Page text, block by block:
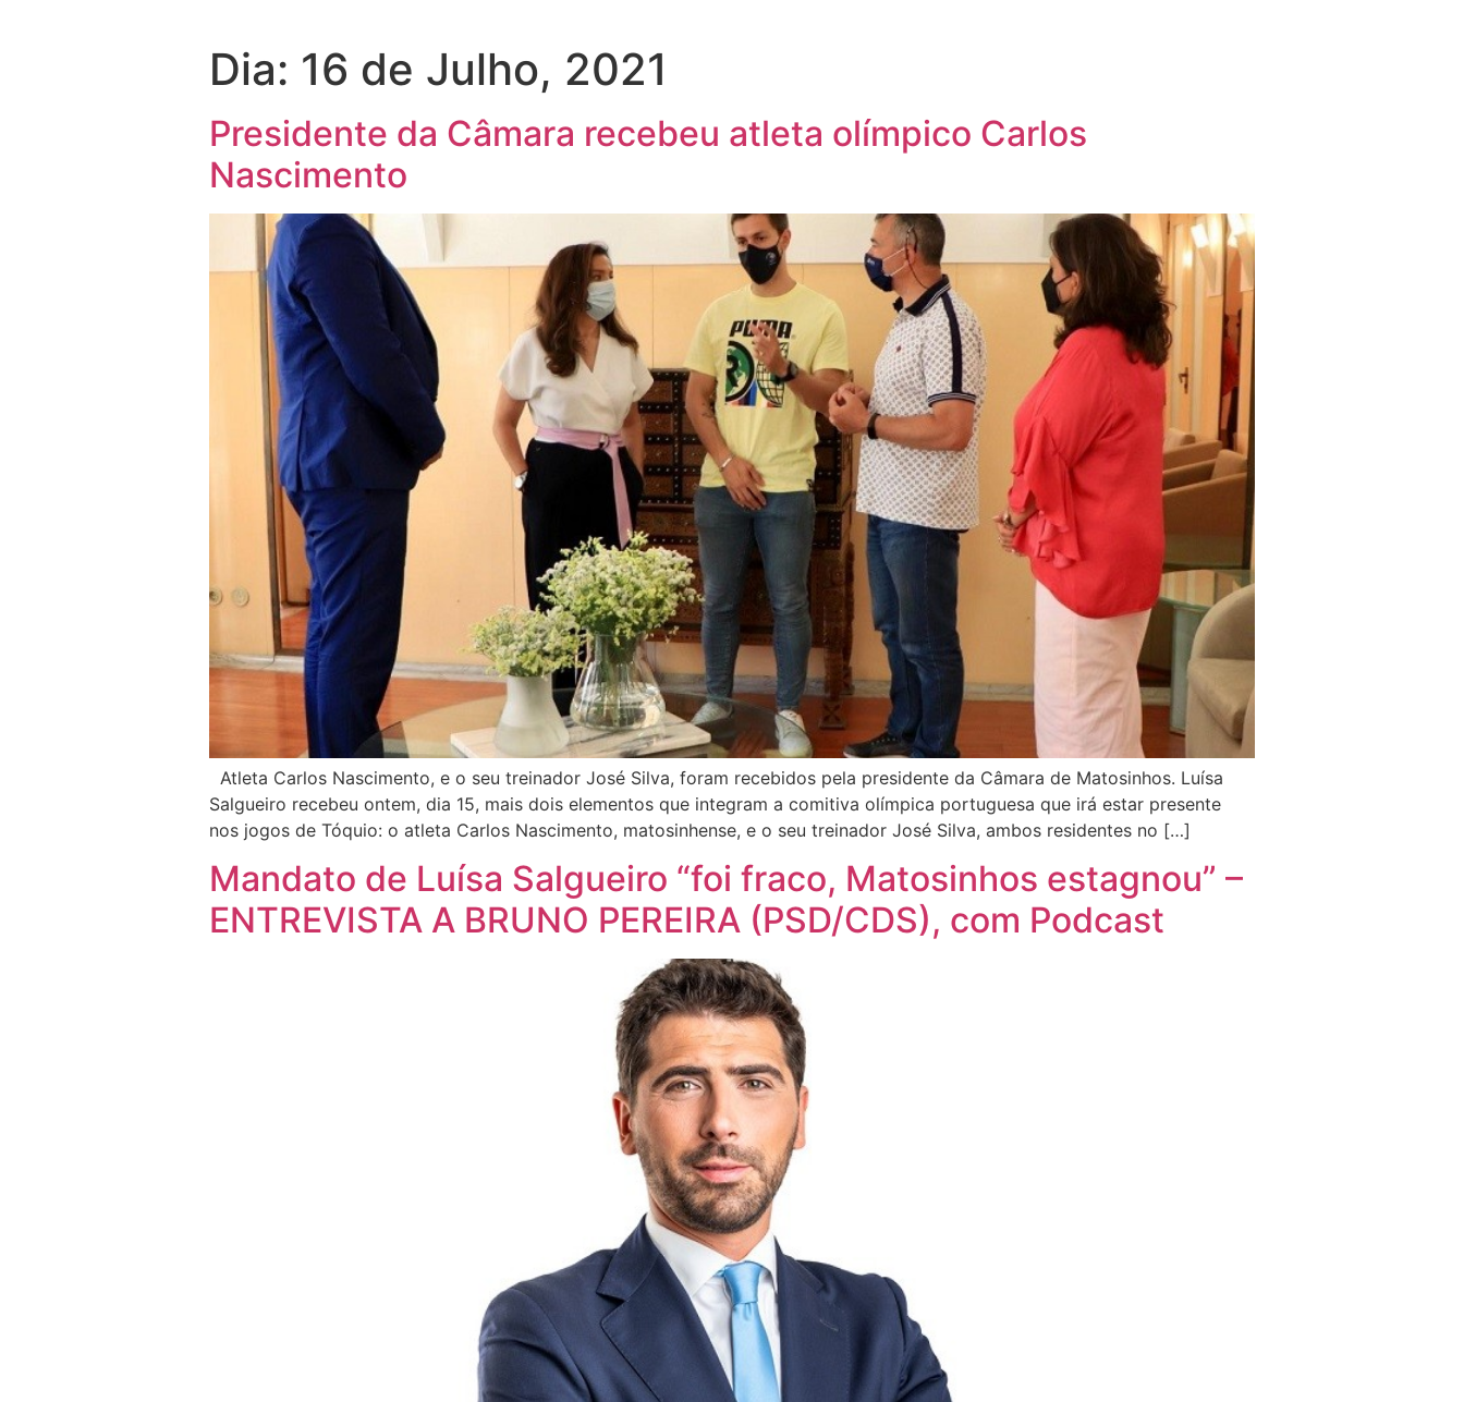
Dia: 16 de Julho, 2021
Presidente da Câmara recebeu atleta olímpico Carlos
Nascimento
Atleta Carlos Nascimento, e o seu treinador José Silva, foram recebidos pela presidente da Câmara de Matosinhos. Luísa
Salgueiro recebeu ontem, dia 15, mais dois elementos que integram a comitiva olímpica portuguesa que irá estar presente
nos jogos de Tóquio: o atleta Carlos Nascimento, matosinhense, e o seu treinador José Silva, ambos residentes no […]
Mandato de Luísa Salgueiro “foi fraco, Matosinhos estagnou” –
ENTREVISTA A BRUNO PEREIRA (PSD/CDS), com Podcast